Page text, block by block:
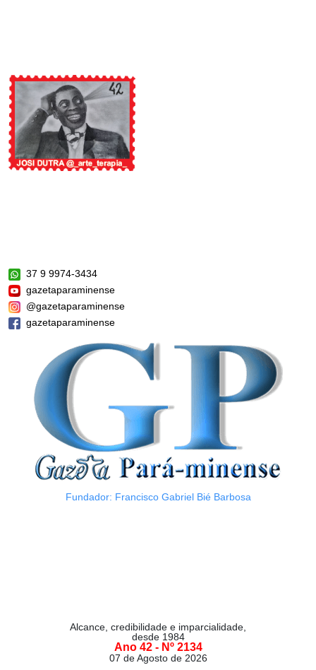
37 9 9974-3434
gazetaparaminense
@gazetaparaminense
gazetaparaminense
Fundador: Francisco Gabriel Bié Barbosa
Alcance, credibilidade e imparcialidade,
desde 1984
Ano 42 - Nº 2134
07 de Agosto de 2026